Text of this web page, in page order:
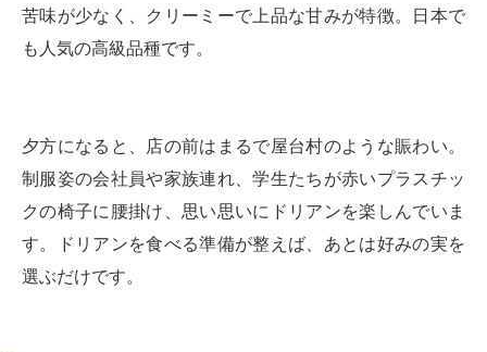
苦味が少なく、クリーミーで上品な甘みが特徴。日本で
も人気の高級品種です。
夕方になると、店の前はまるで屋台村のような賑わい。
制服姿の会社員や家族連れ、学生たちが赤いプラスチッ
クの椅子に腰掛け、思い思いにドリアンを楽しんでいま
す。ドリアンを食べる準備が整えば、あとは好みの実を
選ぶだけです。